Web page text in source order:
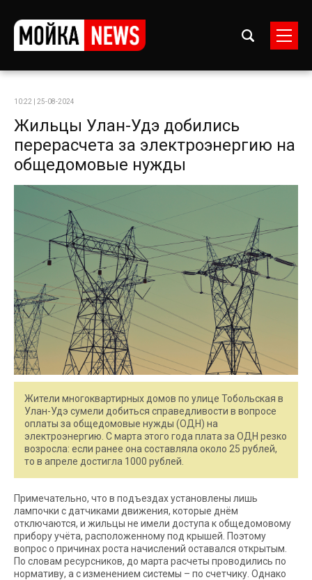
10:22 | 25-08-2024
Жильцы Улан-Удэ добились
перерасчета за электроэнергию на
общедомовые нужды
Жители многоквартирных домов по улице Тобольская в
Улан-Удэ сумели добиться справедливости в вопросе
оплаты за общедомовые нужды (ОДН) на
электроэнергию. С марта этого года плата за ОДН резко
возросла: если ранее она составляла около 25 рублей,
то в апреле достигла 1000 рублей.
Примечательно, что в подъездах установлены лишь
лампочки с датчиками движения, которые днём
отключаются, и жильцы не имели доступа к общедомовому
прибору учёта, расположенному под крышей. Поэтому
вопрос о причинах роста начислений оставался открытым.
По словам ресурсников, до марта расчеты проводились по
нормативу, а с изменением системы – по счетчику. Однако